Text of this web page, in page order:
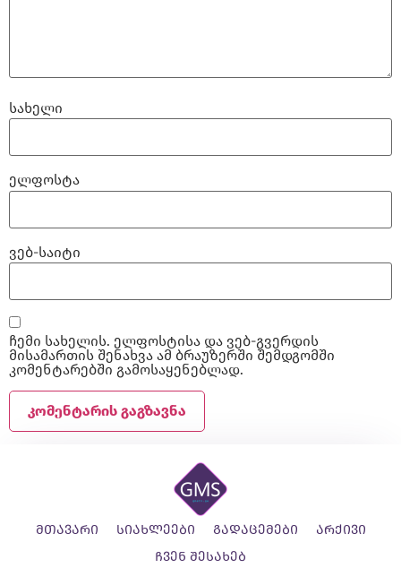
სახელი
ელფოსტა
ვებ-საიტი
ჩემი სახელის. ელფოსტისა და ვებ-გვერდის
მისამართის შენახვა ამ ბრაუზერში შემდგომში
კომენტარებში გამოსაყენებლად.
მთავარი სიახლეები გადაცემები
არქივი
ჩვენ შესახებ